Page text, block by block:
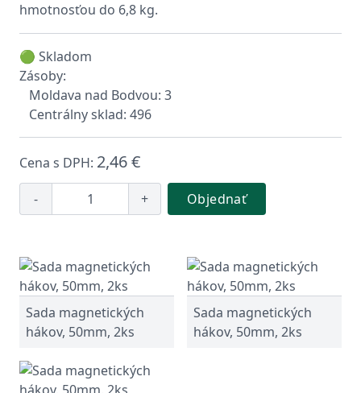
hmotnosťou do 6,8 kg.
🟢 Skladom
Zásoby:
Moldava nad Bodvou: 3
Centrálny sklad: 496
Cena s DPH: 2,46 €
- + Objednať
Sada magnetických
hákov, 50mm, 2ks
Sada magnetických
hákov, 50mm, 2ks